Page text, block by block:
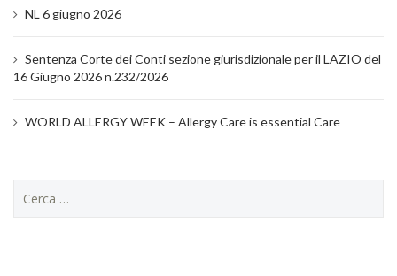
NL 6 giugno 2026
Sentenza Corte dei Conti sezione giurisdizionale per il LAZIO del
16 Giugno 2026 n.232/2026
WORLD ALLERGY WEEK – Allergy Care is essential Care
per: